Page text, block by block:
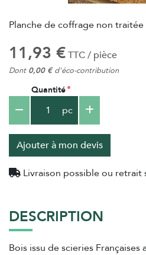
DESCRIPTION
Bois issu de scieries Françaises
Planche de coffrage non traitée
11,93 €TTC / pièce
Dont 0,00 €d'éco-contribution
Quantité
pc
Ajouter à mon devis
Livraison possible ou retrait